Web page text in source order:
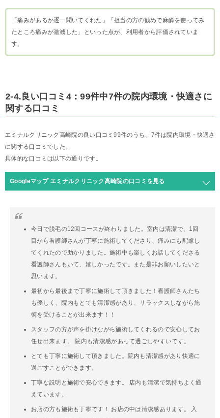
「痛みがあるか逐一聞いてくれた」「担当の方の勧めで麻酔を使ってみ
たところ痛みが激減した」といった点が、利用者から評価されていま
す。
2-4.良い口コミ4：99件中7件の院内環境・快適さに
関する口コミ
エミナルクリニック高崎院の良い口コミ99件のうち、7件は院内環境・快適さ
に関する口コミでした。
具体的な口コミは以下の通りです。
Googleマップ エミナルクリニック高崎院の口コミを見る
今日で脱毛の12回コースが終わりました。室内は清潔で、1回
目から看護師さんが丁寧に施術してくださり、痛みにも配慮し
てくれたので助かりました。施術中も楽しくお話してくださる
看護師さんもいて、嬉しかったです。また是非お願いしたいと
思います。
最初から最後まで丁寧に施術して頂きました！看護師さんたち
も優しく、院内もとても清潔感があり、リラックスしながら施
術を受けることが出来ます！！
スタッフの方が声を掛けながら施術してくれるので安心してお
任せ出来ます。 院内も清潔感があって過ごしやすいです。
とても丁寧に施術して頂きました。院内も清潔感があり快適に
過ごすことができます。
丁寧な説明と施術で安心できます。 店内も清潔で気持ちよく通
えています。
お店の方も施術も丁寧です！ お店の中は清潔感あります。 入